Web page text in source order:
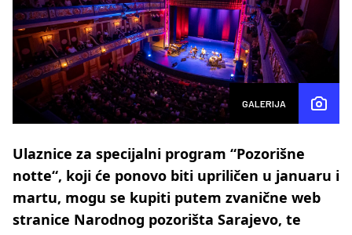
GALERIJA
Ulaznice za specijalni program “Pozorišne
notte“, koji će ponovo biti upriličen u januaru i
martu, mogu se kupiti putem zvanične web
stranice Narodnog pozorišta Sarajevo, te